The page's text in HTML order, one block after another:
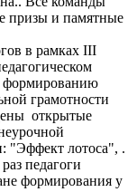
призы и памятные
в рамках III
формированию
грамотности
открытые
"Эффект лотоса", .
педагоги
формирования у